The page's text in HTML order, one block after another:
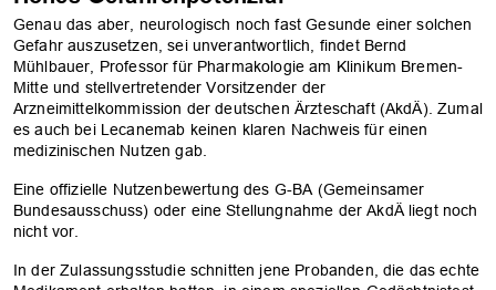
Genau das aber, neurologisch noch fast Gesunde einer solchen
Gefahr auszusetzen, sei unverantwortlich, findet Bernd
Mühlbauer, Professor für Pharmakologie am Klinikum Bremen-
Mitte und stellvertretender Vorsitzender der
Arzneimittelkommission der deutschen Ärzteschaft (AkdÄ). Zumal
es auch bei Lecanemab keinen klaren Nachweis für einen
medizinischen Nutzen gab.
Eine offizielle Nutzenbewertung des G-BA (Gemeinsamer
Bundesausschuss) oder eine Stellungnahme der AkdÄ liegt noch
nicht vor.
In der Zulassungsstudie schnitten jene Probanden, die das echte